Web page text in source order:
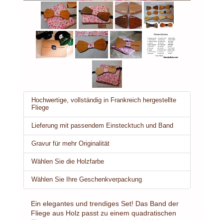
Hochwertige, vollständig in Frankreich hergestellte
Fliege
Lieferung mit passendem Einstecktuch und Band
Gravur für mehr Originalität
Wählen Sie die Holzfarbe
Wählen Sie Ihre Geschenkverpackung
Ein elegantes und trendiges Set! Das Band der
Fliege aus Holz passt zu einem quadratischen